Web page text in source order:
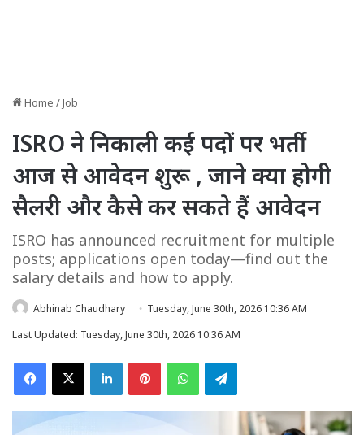
Home /Job
ISRO ने निकाली कई पदों पर भर्ती
आज से आवेदन शुरू , जाने क्या होगी
सैलरी और कैसे कर सकते हैं आवेदन
ISRO has announced recruitment for multiple
posts; applications open today—find out the
salary details and how to apply.
Abhinab Chaudhary
Tuesday, June 30th, 2026 10:36 AM
Last Updated: Tuesday, June 30th, 2026 10:36 AM
Facebook
X LinkedInPinterestWhatsAppTelegram